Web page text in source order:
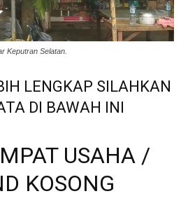
Keputran Selatan.
LENGKAP SILAHKAN
DI BAWAH INI
USAHA /
KOSONG